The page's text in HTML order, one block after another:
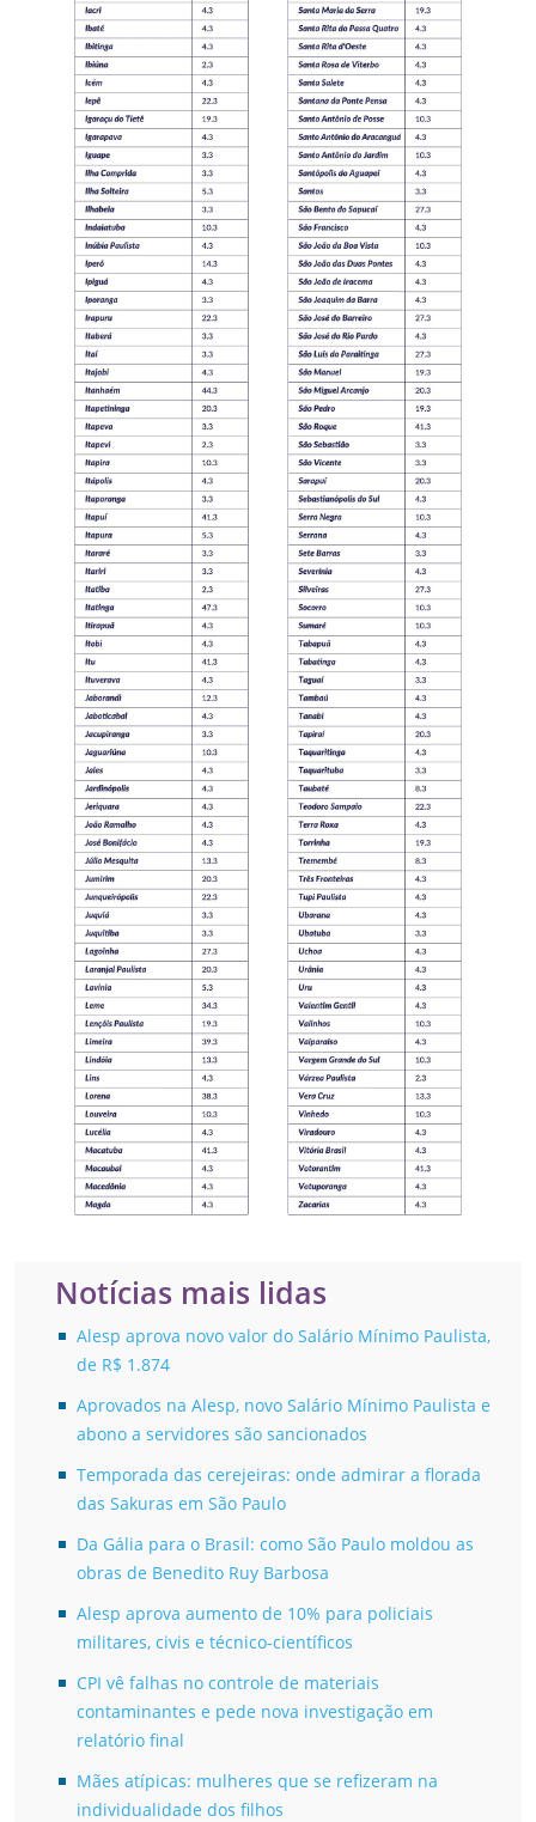
Notícias mais lidas
Alesp aprova novo valor do Salário Mínimo Paulista,
de R$ 1.874
Aprovados na Alesp, novo Salário Mínimo Paulista e
abono a servidores são sancionados
Temporada das cerejeiras: onde admirar a florada
das Sakuras em São Paulo
Da Gália para o Brasil: como São Paulo moldou as
obras de Benedito Ruy Barbosa
Alesp aprova aumento de 10% para policiais
militares, civis e técnico-científicos
CPI vê falhas no controle de materiais
contaminantes e pede nova investigação em
relatório final
Mães atípicas: mulheres que se refizeram na
individualidade dos filhos